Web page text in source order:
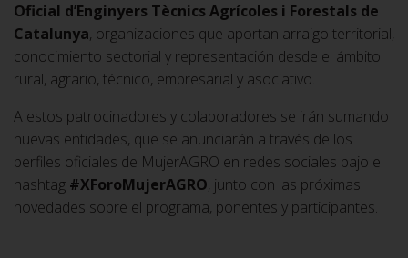
Oficial d’Enginyers Tècnics Agrícoles i Forestals de
Catalunya, organizaciones que aportan arraigo territorial,
conocimiento sectorial y representación desde el ámbito
rural, agrario, técnico, empresarial y asociativo.
A estos patrocinadores y colaboradores se irán sumando
nuevas entidades, que se anunciarán a través de los
perfiles oficiales de MujerAGRO en redes sociales bajo el
hashtag #XForoMujerAGRO, junto con las próximas
novedades sobre el programa, ponentes y participantes.